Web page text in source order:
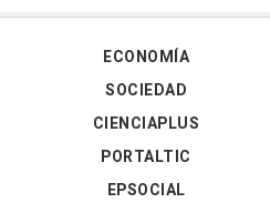
ECONOMÍA
SOCIEDAD
CIENCIAPLUS
PORTALTIC
EPSOCIAL